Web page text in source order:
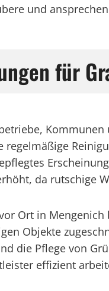
und
für
regelmäßige
da rutschige
Ort in
Objekte
die Pflege von
effizient